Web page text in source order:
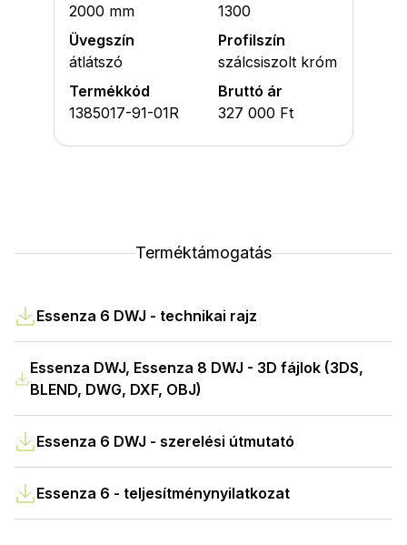
2000 mm
1300
Üvegszín
átlátszó
Profilszín
szálcsiszolt króm
Termékkód
1385017-91-01R
Bruttó ár
327 000 Ft
Terméktámogatás
Essenza 6 DWJ - technikai rajz
Essenza DWJ, Essenza 8 DWJ - 3D fájlok (3DS,
BLEND, DWG, DXF, OBJ)
Essenza 6 DWJ - szerelési útmutató
Essenza 6 - teljesítménynyilatkozat